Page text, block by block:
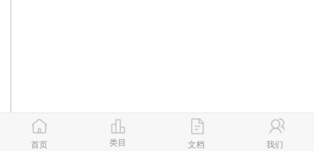
首页 类目 文档 我们